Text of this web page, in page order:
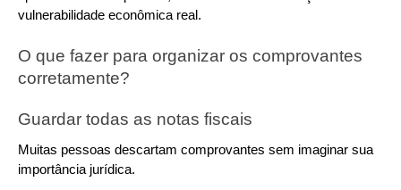
vulnerabilidade econômica real.
O que fazer para organizar os comprovantes
corretamente?
Guardar todas as notas fiscais
Muitas pessoas descartam comprovantes sem imaginar sua
importância jurídica.